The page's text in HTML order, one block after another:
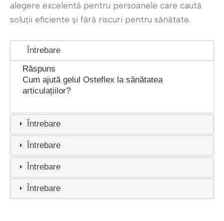
alegere excelentă pentru persoanele care caută
soluții eficiente și fără riscuri pentru sănătate.
Întrebare
Răspuns
Cum ajută gelul Osteflex la sănătatea
articulațiilor?
Întrebare
Întrebare
Întrebare
Întrebare